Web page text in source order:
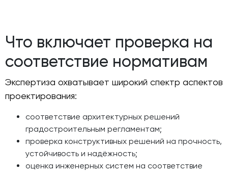
Что включает проверка на
соответствие нормативам
Экспертиза охватывает широкий спектр аспектов
проектирования:
соответствие архитектурных решений
градостроительным регламентам;
проверка конструктивных решений на прочность,
устойчивость и надёжность;
оценка инженерных систем на соответствие